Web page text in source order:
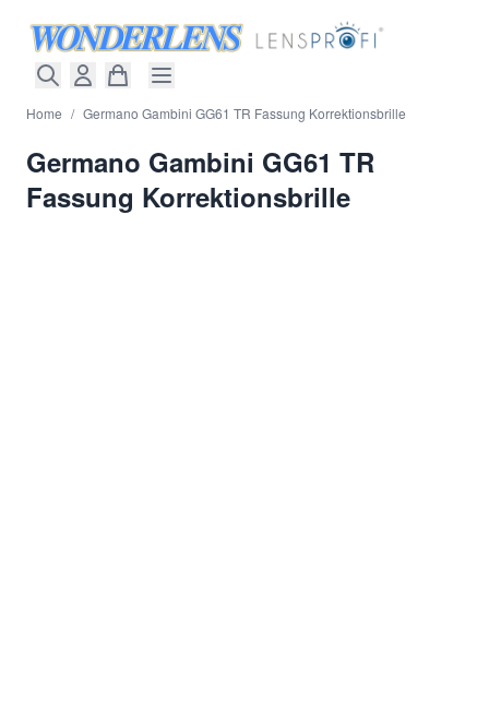
Home / Germano Gambini GG61 TR Fassung Korrektionsbrille
Germano Gambini GG61 TR
Fassung Korrektionsbrille